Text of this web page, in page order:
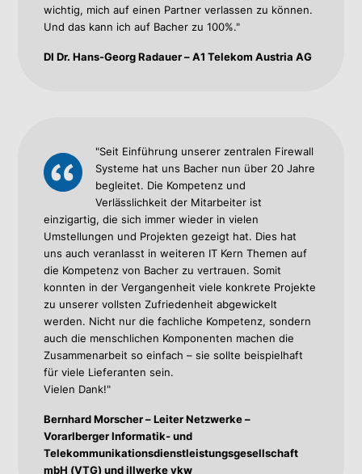
wichtig, mich auf einen Partner verlassen zu können.
Und das kann ich auf Bacher zu 100%."
DI Dr. Hans-Georg Radauer – A1 Telekom Austria AG
"Seit Einführung unserer zentralen Firewall
Systeme hat uns Bacher nun über 20 Jahre
begleitet. Die Kompetenz und
Verlässlichkeit der Mitarbeiter ist
einzigartig, die sich immer wieder in vielen
Umstellungen und Projekten gezeigt hat. Dies hat
uns auch veranlasst in weiteren IT Kern Themen auf
die Kompetenz von Bacher zu vertrauen. Somit
konnten in der Vergangenheit viele konkrete Projekte
zu unserer vollsten Zufriedenheit abgewickelt
werden. Nicht nur die fachliche Kompetenz, sondern
auch die menschlichen Komponenten machen die
Zusammenarbeit so einfach – sie sollte beispielhaft
für viele Lieferanten sein.
Vielen Dank!"
Bernhard Morscher – Leiter Netzwerke –
Vorarlberger Informatik- und
Telekommunikationsdienstleistungsgesellschaft
mbH (VTG) und illwerke vkw